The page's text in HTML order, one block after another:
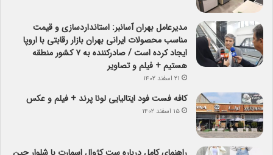
مدیرعامل بهران آسانبر: استانداردسازی و قیمت
مناسب محصولات ایرانی بهران بازار رقابتی با اروپا
ایجاد کرده است / صادرکننده به ۷ کشور منطقه
هستیم + فیلم و تصاویر
۲۱ اسفند ۱۴۰۲
کافه فست فود ایتالیایی لونا پرند + فیلم و عکس
۱۵ اسفند ۱۴۰۲